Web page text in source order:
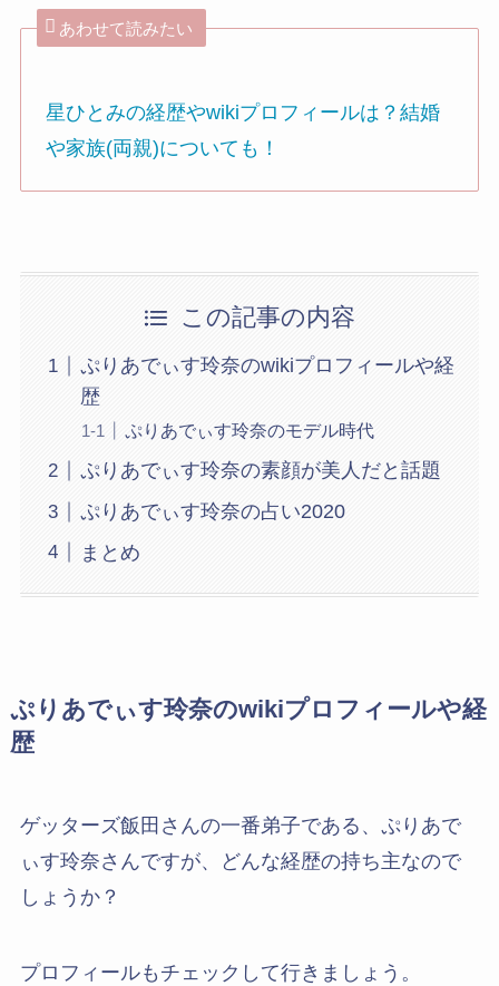
あわせて読みたい
星ひとみの経歴やwikiプロフィールは？結婚
や家族(両親)についても！
この記事の内容
ぷりあでぃす玲奈のwikiプロフィールや経
歴
ぷりあでぃす玲奈のモデル時代
ぷりあでぃす玲奈の素顔が美人だと話題
ぷりあでぃす玲奈の占い2020
まとめ
ぷりあでぃす玲奈のwikiプロフィールや経
歴
ゲッターズ飯田さんの一番弟子である、ぷりあで
ぃす玲奈さんですが、どんな経歴の持ち主なので
しょうか？
プロフィールもチェックして行きましょう。